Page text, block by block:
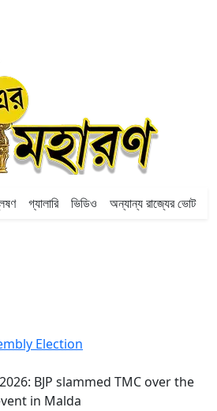
গ্যালারি ভিডিও অন্যান্য রাজ্যের ভোট
Election
BJP slammed TMC over the
in Malda